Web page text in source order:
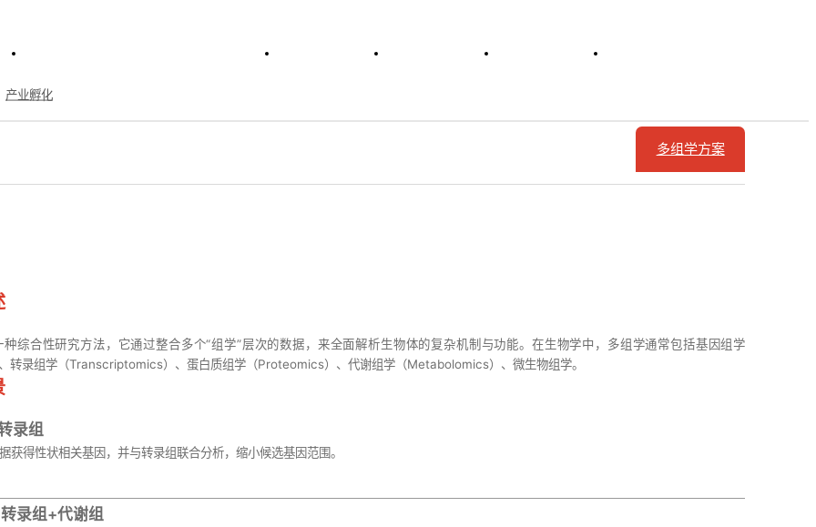
产业孵化
> 科技服务
多组学方案
种综合性研究方法，它通过整合多个“组学”层次的数据，来全面解析生物体的复杂机制与功能。在生物学中，多组学通常包括基因组学
转录组学（Transcriptomics）‌、蛋白质组学（Proteomics）‌、代谢组学（Metabolomics）‌、微生物组学。
录组
获得性状相关基因，并与转录组联合分析，缩小候选基因范围。
录组+代谢组